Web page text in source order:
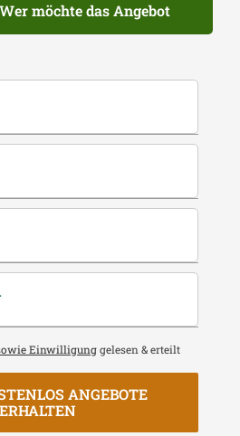
möchte das Angebot
Einwilligung gelesen & erteilt
ANGEBOTE
ERHALTEN